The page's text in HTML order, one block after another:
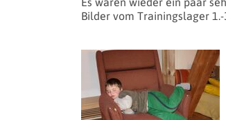
Bilder vom Trainingslager 1.-